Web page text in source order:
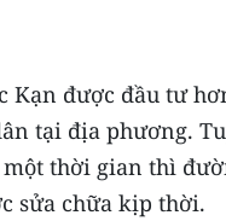
Kạn được đầu tư
tại địa phương.
thời gian thì
sửa chữa kịp thời.